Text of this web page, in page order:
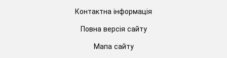
Контактна інформація
Повна версія сайту
Мапа сайту